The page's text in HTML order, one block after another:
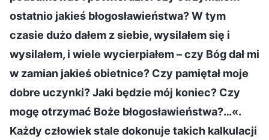
ostatnio jakieś błogosławieństwa? W tym
czasie dużo dałem z siebie, wysilałem się i
wysilałem, i wiele wycierpiałem – czy Bóg dał mi
w zamian jakieś obietnice? Czy pamiętał moje
dobre uczynki? Jaki będzie mój koniec? Czy
mogę otrzymać Boże błogosławieństwa?…«.
Każdy człowiek stale dokonuje takich kalkulacji